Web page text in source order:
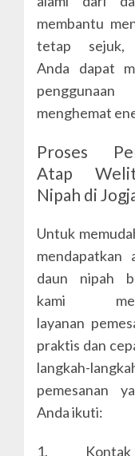
membantu
tetap sejuk,
Anda dapat
menghemat
Proses
Atap
Nipah di
Untuk
mendapatkan
daun nipah
kami
layanan
praktis dan
langkah-
pemesanan
Anda ikuti:
1.